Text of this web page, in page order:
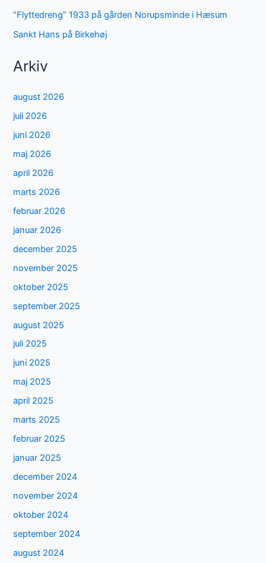
“Flyttedreng” 1933 på gården Norupsminde i Hæsum
Sankt Hans på Birkehøj
Arkiv
august 2026
juli 2026
juni 2026
maj 2026
april 2026
marts 2026
februar 2026
januar 2026
december 2025
november 2025
oktober 2025
september 2025
august 2025
juli 2025
juni 2025
maj 2025
april 2025
marts 2025
februar 2025
januar 2025
december 2024
november 2024
oktober 2024
september 2024
august 2024